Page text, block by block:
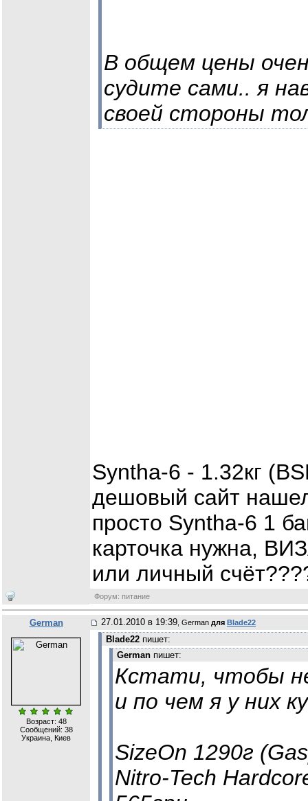
В общем цены
судите сами.. я
своей стороны
Syntha-6 - 1.32кг
дешовый сайт
просто Syntha-6 1
карточка нужна,
или личный
Форум: питание
German 27.01.2010 в 19:39, German для Blade22
Возраст: 48
Сообщений: 38
Украина, Киев
Blade22пишет:
German пишет:
Кстати, чтобы
и по чем я у них
SizeOn 1290г
Nitro-Tech